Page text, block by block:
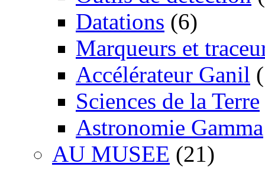
Datations (6)
Marqueurs et
Accélérateur Ganil
Sciences de la Terre
Astronomie Gamma
AU MUSEE (21)